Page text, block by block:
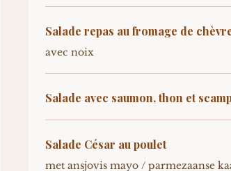
Salade repas au fromage de
avec noix
Salade avec saumon, thon et
Salade César au poulet
met ansjovis mayo / parmezaanse